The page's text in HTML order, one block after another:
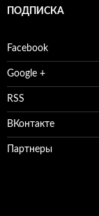
ПОДПИСКА
Facebook
Google +
RSS
ВКонтакте
Партнеры